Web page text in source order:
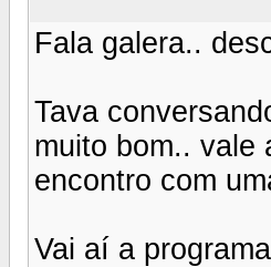
Fala galera..
Tava
muito bom.. vale
encontro com
Vai aí a